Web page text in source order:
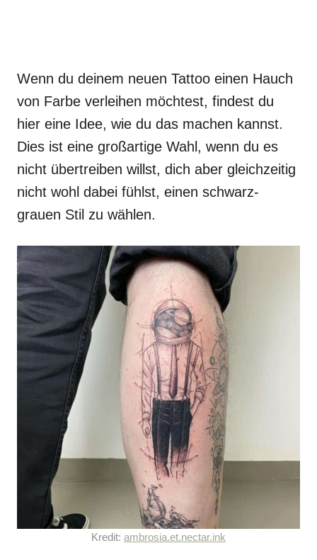
Wenn du deinem neuen Tattoo einen Hauch
von Farbe verleihen möchtest, findest du
hier eine Idee, wie du das machen kannst.
Dies ist eine großartige Wahl, wenn du es
nicht übertreiben willst, dich aber gleichzeitig
nicht wohl dabei fühlst, einen schwarz-
grauen Stil zu wählen.
Kredit: ambrosia.et.nectar.ink